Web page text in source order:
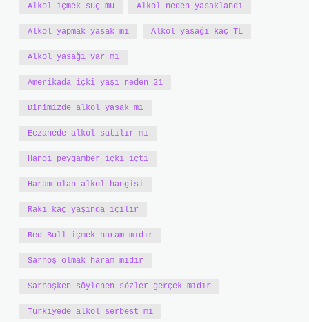
Alkol içmek suç mu Alkol neden yasaklandı
Alkol yapmak yasak mı Alkol yasağı kaç TL
Alkol yasağı var mı
Amerikada içki yaşı neden 21
Dinimizde alkol yasak mı
Eczanede alkol satılır mı
Hangi peygamber içki içti
Haram olan alkol hangisi
Rakı kaç yaşında içilir
Red Bull içmek haram mıdır
Sarhoş olmak haram mıdır
Sarhoşken söylenen sözler gerçek mıdır
Türkiyede alkol serbest mi